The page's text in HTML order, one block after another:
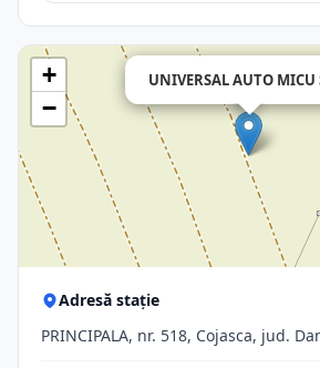
UNIVERSAL AUTO MICU
+
−
Adresă stație
PRINCIPALA, nr. 518, Cojasca, jud.